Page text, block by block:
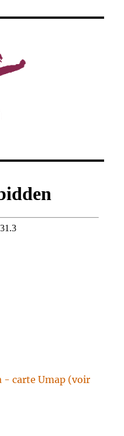
- carte Umap (voir